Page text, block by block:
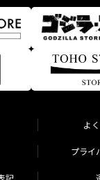
よ
プライ
記